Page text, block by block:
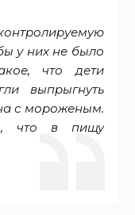
у них не было
что дети
выпрыгнуть
с мороженым.
что в пищу